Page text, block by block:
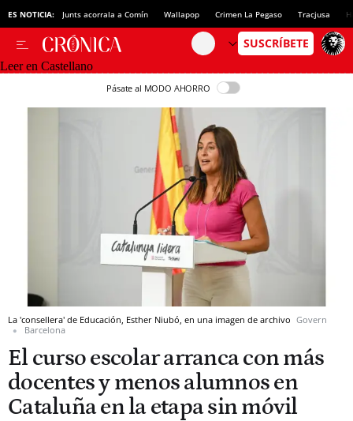
ES NOTICIA: Junts acorrala a Comín Wallapop Crimen La Pegaso Tracjusa
Leer en Castellano
Pásate al MODO AHORRO
La 'consellera' de Educación, Esther Niubó, en una imagen de archivo Govern
Barcelona
El curso escolar arranca con más
docentes y menos alumnos en
Cataluña en la etapa sin móvil